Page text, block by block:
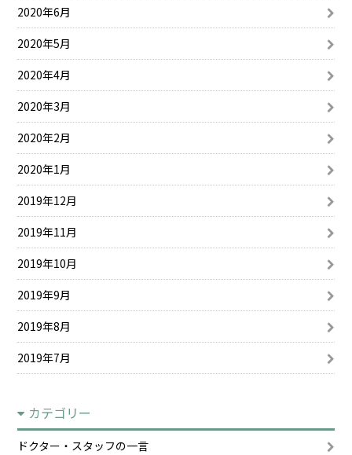
2020年6月
2020年5月
2020年4月
2020年3月
2020年2月
2020年1月
2019年12月
2019年11月
2019年10月
2019年9月
2019年8月
2019年7月
カテゴリー
ドクター・スタッフの一言